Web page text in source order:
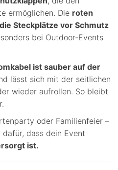
ermöglichen. Die roten
Steckplätze vor Schmutz
bei Outdoor-Events
ist sauber auf der
lässt sich mit der seitlichen
wieder aufrollen. So bleibt
oder Familienfeier –
dass dein Event
ist.